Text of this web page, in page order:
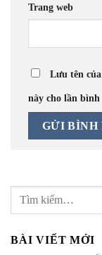
Trang web
Lưu tên
này cho lần
BÀI VIẾT MỚI